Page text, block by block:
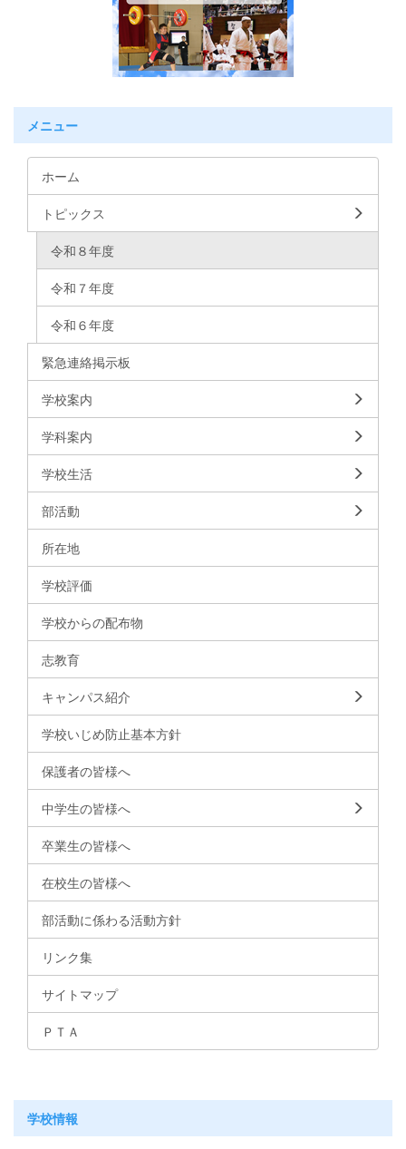
メニュー
ホーム
トピックス
令和８年度
令和７年度
令和６年度
緊急連絡掲示板
学校案内
学科案内
学校生活
部活動
所在地
学校評価
学校からの配布物
志教育
キャンパス紹介
学校いじめ防止基本方針
保護者の皆様へ
中学生の皆様へ
卒業生の皆様へ
在校生の皆様へ
部活動に係わる活動方針
リンク集
サイトマップ
ＰＴＡ
学校情報